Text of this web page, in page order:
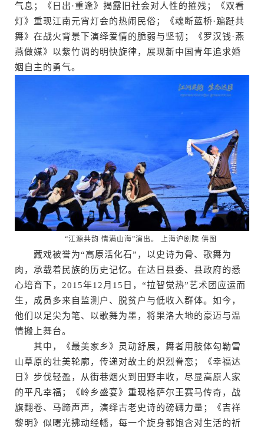
气息；《日出·重逢》揭露旧社会对人性的摧残；《双看
灯》重现江南元宵灯会的热闹民俗；《魂断蓝桥·蹁跹共
舞》在战火背景下演绎爱情的脆弱与坚韧；《罗汉钱·燕
燕做媒》以紫竹调的明快旋律，展现新中国青年追求婚
姻自主的勇气。
“江源共韵 情满山海”演出。 上海沪剧院 供图
藏戏被誉为“高原活化石”，以史诗为骨、歌舞为
肉，承载着民族的历史记忆。在达日县委、县政府的悉
心培育下，2015年12月15日，“拉智觉热”艺术团应运而
生，成员多来自监测户、脱贫户与低收入群体。如今，
他们以足尖为笔、以歌舞为墨，将果洛大地的豪迈与温
情搬上舞台。
其中，《最美家乡》灵动舒展，舞者用肢体勾勒雪
山草原的壮美轮廓，传递对故土的炽烈眷恋；《幸福达
日》步伐轻盈，从街巷烟火到田野丰收，尽显高原人家
的平凡幸福；《岭乡盛宴》重现格萨尔王赛马传奇，战
旗翻卷、马蹄声声，演绎古老史诗的磅礴力量；《吉祥
黎明》似曙光拂动经幡，每一个旋身都饱含对生活的祈